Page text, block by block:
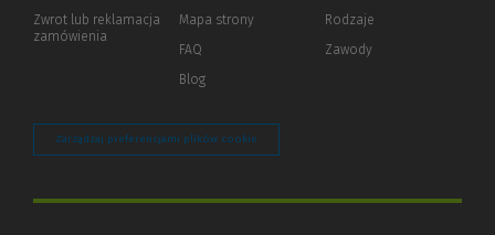
innej
Zwrot lub reklamacja
zamówienia
Mapa strony
FAQ
Blog
Rodzaje
Zawody
Zarządzaj preferencjami plików cookie